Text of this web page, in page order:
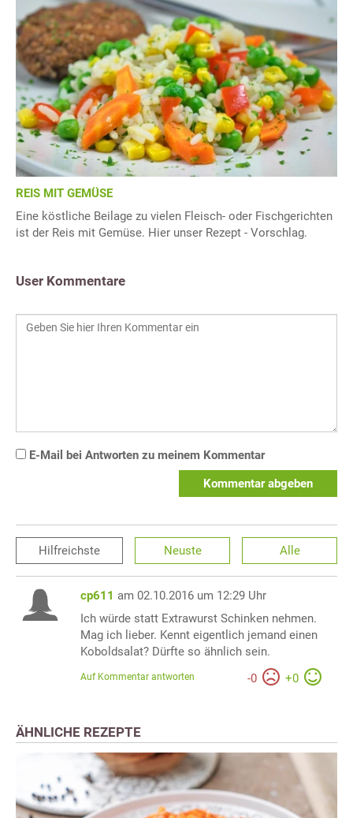
REIS MIT GEMÜSE
Eine köstliche Beilage zu vielen Fleisch- oder Fischgerichten
ist der Reis mit Gemüse. Hier unser Rezept - Vorschlag.
User Kommentare
E-Mail bei Antworten zu meinem Kommentar
Kommentar abgeben
Hilfreichste Neuste Alle
cp611 am 02.10.2016 um 12:29 Uhr
Ich würde statt Extrawurst Schinken nehmen.
Mag ich lieber. Kennt eigentlich jemand einen
Koboldsalat? Dürfte so ähnlich sein.
-0 +0
Auf Kommentar antworten
ÄHNLICHE REZEPTE